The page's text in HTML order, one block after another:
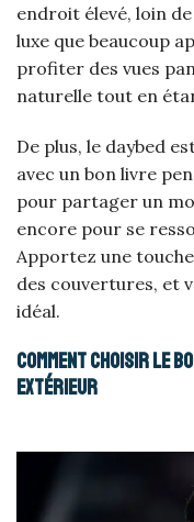
endroit élevé, loin
luxe que beaucoup
profiter des vues
naturelle tout en
De plus, le daybed
avec un bon livre
pour partager un
encore pour se
Apportez une
des couvertures, et
idéal.
Comment choisir le
extérieur